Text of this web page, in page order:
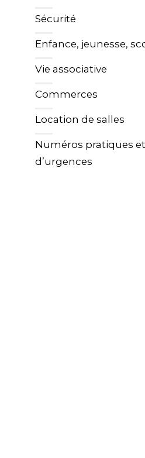
Sécurité
Enfance, jeunesse,
Vie associative
Commerces
Location de salles
Numéros pratiques et
d’urgences